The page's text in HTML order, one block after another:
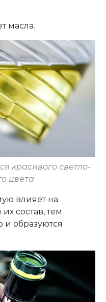
масла.
красивого светло-
цвета
влияет на
состав, тем
и образуются